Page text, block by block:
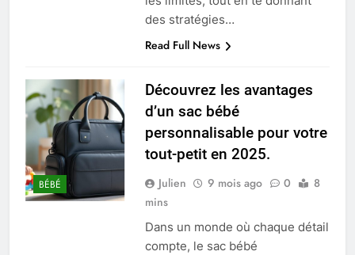
des stratégies…
Read Full News
BÉBÉ
Découvrez les avantages
d’un sac bébé
personnalisable pour votre
tout-petit en 2025.
Julien 9 mois ago 0
8
mins
Dans un monde où chaque détail
compte, le sac bébé